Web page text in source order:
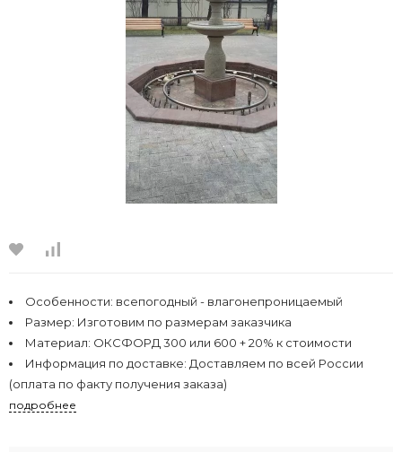
Особенности: всепогодный - влагонепроницаемый
Размер: Изготовим по размерам заказчика
Материал: ОКСФОРД 300 или 600 + 20% к стоимости
Информация по доставке: Доставляем по всей России
(оплата по факту получения заказа)
подробнее